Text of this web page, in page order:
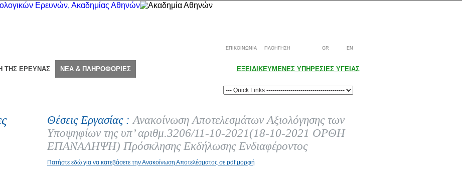
ΕΠΙΚΟΙΝΩΝΙΑ ΠΛΟΗΓΗΣΗ GR EN
ΤΗΣ ΕΡΕΥΝΑΣ ΝΕΑ & ΠΛΗΡΟΦΟΡΙΕΣ ΕΞΕΙΔΙΚΕΥΜΕΝΕΣ ΥΠΗΡΕΣΙΕΣ ΥΓΕΙΑΣ
Θέσεις Εργασίας :Ανακοίνωση Αποτελεσμάτων Αξιολόγησης των
Υποψηφίων της υπ’ αριθμ.3206/11-10-2021(18-10-2021 ΟΡΘΗ
ΕΠΑΝΑΛΗΨΗ) Πρόσκλησης Εκδήλωσης Ενδιαφέροντος
Πατήστε εδώ για να κατεβάσετε την Ανακοίνωση Αποτελέσματος σε pdf μορφή